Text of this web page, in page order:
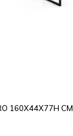
160X44X77H CM